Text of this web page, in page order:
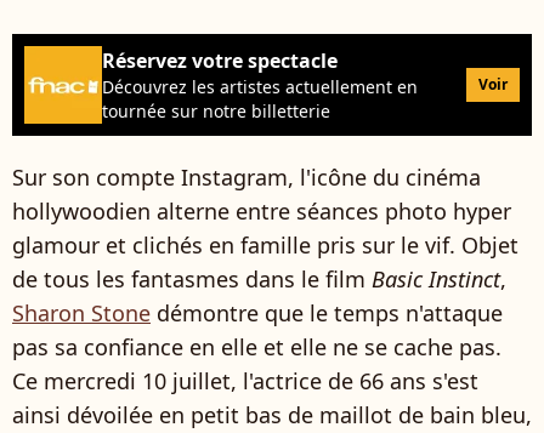
Réservez votre spectacle
Découvrez les artistes actuellement en
tournée sur notre billetterie
Voir
Sur son compte Instagram, l'icône du cinéma
hollywoodien alterne entre séances photo hyper
glamour et clichés en famille pris sur le vif. Objet
de tous les fantasmes dans le film Basic Instinct,
Sharon Stone démontre que le temps n'attaque
pas sa confiance en elle et elle ne se cache pas.
Ce mercredi 10 juillet, l'actrice de 66 ans s'est
ainsi dévoilée en petit bas de maillot de bain bleu,